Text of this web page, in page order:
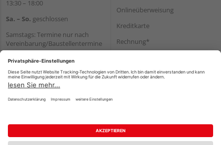
13:30 – 18:00
Sa. – So. geschlossen
Samstags: Termine nur nach
Vereinbarung/Baustellentermine
Wir helfen Ihnen gerne
weiter
Tel.:+49 6062 956180
E-Mail:shop@holzland-seibert.de
Onlineüberweisung
Kreditkarte
Rechnung*
Versand
Impressum AGB Widerruf
Datenschutz
Reservierungsbedingungen
Vertrag widerrufen